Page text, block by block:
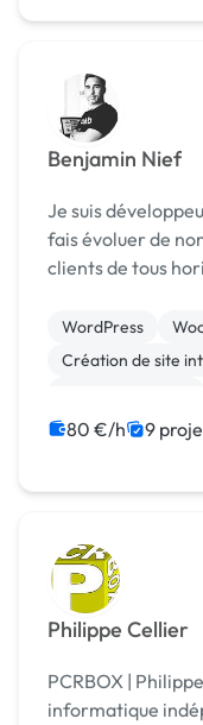
Benjamin Nief
Je suis
fais évoluer de
clients de tous
référencement.
WordPress
Création de site
Migration ou
80 €/h 9
Philippe Cellier
PCRBOX |
informatique indépendant. ->